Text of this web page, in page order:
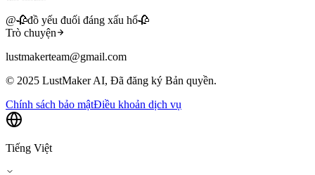
@🥀đồ yếu đuối đáng xấu hổ🥀
Trò chuyện
lustmakerteam@gmail.com
© 2025 LustMaker AI, Đã đăng ký Bản quyền.
Chính sách bảo mậtĐiều khoản dịch vụ
Tiếng Việt